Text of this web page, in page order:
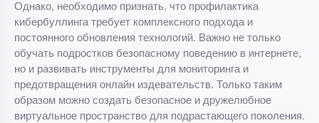
Однако, необходимо признать, что профилактика
кибербуллинга требует комплексного подхода и
постоянного обновления технологий. Важно не только
обучать подростков безопасному поведению в интернете,
но и развивать инструменты для мониторинга и
предотвращения онлайн издевательств. Только таким
образом можно создать безопасное и дружелюбное
виртуальное пространство для подрастающего поколения.